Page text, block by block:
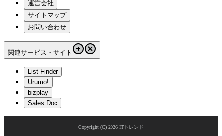
運営会社
サイトマップ
お問い合わせ
関連サービス・サイト
List Finder
Urumo!
bizplay
Sales Doc
Copyright (C) 2026 ITトレンド